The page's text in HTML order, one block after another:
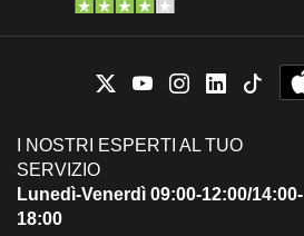
I NOSTRI ESPERTI AL TUO
SERVIZIO
Lunedì-Venerdì 09:00-12:00/14:00-
18:00